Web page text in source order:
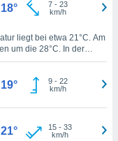
18° 7- 23
km/h
liegt bei etwa 21°C. Am
um die 28°C. In der
wolken. Wind aus
19° 9- 22
km/h
21° 15- 33
km/h